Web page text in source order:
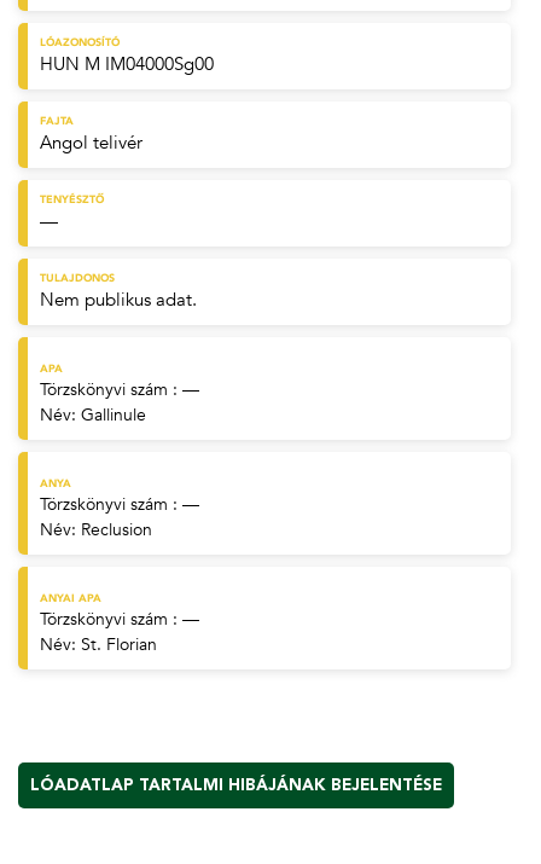
LÓAZONOSÍTÓ
HUN M IM04000Sg00
FAJTA
Angol telivér
TENYÉSZTŐ
—
TULAJDONOS
Nem publikus adat.
APA
Törzskönyvi szám : —
Név: Gallinule
ANYA
Törzskönyvi szám : —
Név: Reclusion
ANYAI APA
Törzskönyvi szám : —
Név: St. Florian
LÓADATLAP TARTALMI HIBÁJÁNAK BEJELENTÉSE